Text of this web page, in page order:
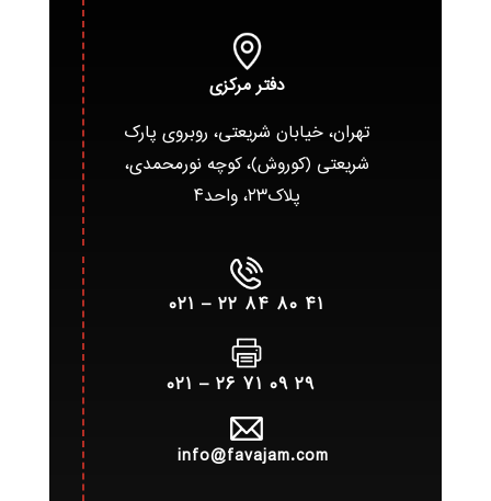
دفتر مرکزی
تهران، خیابان شریعتی، روبروی پارک
شریعتی (کوروش)، کوچه نورمحمدی،
پلاک۲۳، واحد۴
۴۱ ۸۰ ۸۴ ۲۲ – ۰۲۱
۲۹ ۰۹ ۷۱ ۲۶ – ۰۲۱
info@favajam.com